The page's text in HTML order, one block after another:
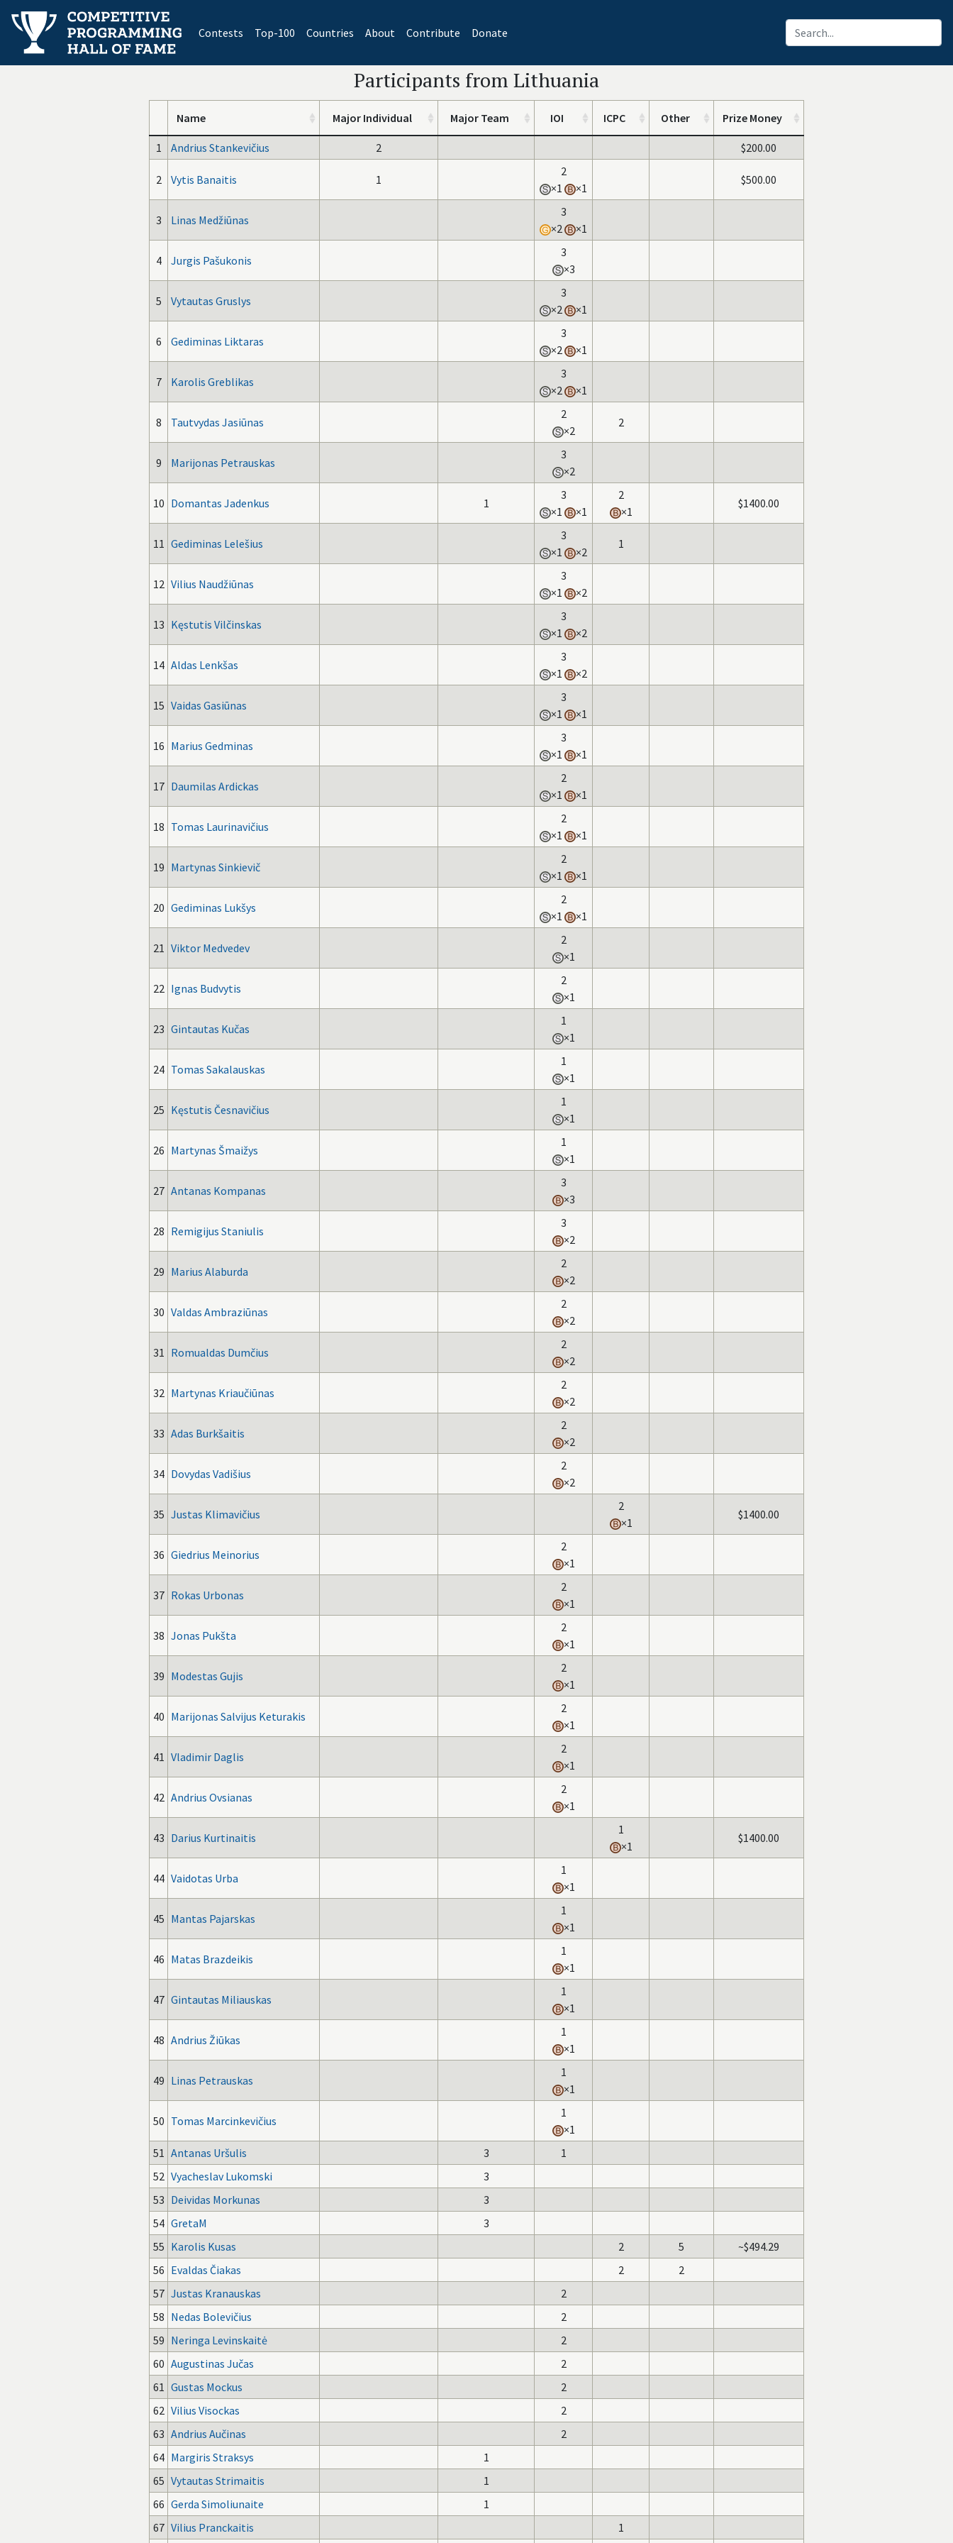
Contests(current)
Top-100 Countries About Contribute Donate
Participants from Lithuania
Name Major Individual Major Team IOI ICPC Other Prize Money
1 Andrius Stankevičius 2 $200.00
2 Vytis Banaitis 1
2
×1
×1
$500.00
3 Linas Medžiūnas
3
×2
×1
4 Jurgis Pašukonis
3
×3
5 Vytautas Gruslys
3
×2
×1
6 Gediminas Liktaras
3
×2
×1
7 Karolis Greblikas
3
×2
×1
8 Tautvydas Jasiūnas
2
×2
2
9 Marijonas Petrauskas
3
×2
10 Domantas Jadenkus 1
3
×1
×1
2
×1
$1400.00
11 Gediminas Lelešius
3
×1
×2
1
12 Vilius Naudžiūnas
3
×1
×2
13 Kęstutis Vilčinskas
3
×1
×2
14 Aldas Lenkšas
3
×1
×2
15 Vaidas Gasiūnas
3
×1
×1
16 Marius Gedminas
3
×1
×1
17 Daumilas Ardickas
2
×1
×1
18 Tomas Laurinavičius
2
×1
×1
19 Martynas Sinkievič
2
×1
×1
20 Gediminas Lukšys
2
×1
×1
21 Viktor Medvedev
2
×1
22 Ignas Budvytis
2
×1
23 Gintautas Kučas
1
×1
24 Tomas Sakalauskas
1
×1
25 Kęstutis Česnavičius
1
×1
26 Martynas Šmaižys
1
×1
27 Antanas Kompanas
3
×3
28 Remigijus Staniulis
3
×2
29 Marius Alaburda
2
×2
30 Valdas Ambraziūnas
2
×2
31 Romualdas Dumčius
2
×2
32 Martynas Kriaučiūnas
2
×2
33 Adas Burkšaitis
2
×2
34 Dovydas Vadišius
2
×2
35 Justas Klimavičius
2
×1
$1400.00
36 Giedrius Meinorius
2
×1
37 Rokas Urbonas
2
×1
38 Jonas Pukšta
2
×1
39 Modestas Gujis
2
×1
40 Marijonas Salvijus Keturakis
2
×1
41 Vladimir Daglis
2
×1
42 Andrius Ovsianas
2
×1
43 Darius Kurtinaitis
1
×1
$1400.00
44 Vaidotas Urba
1
×1
45 Mantas Pajarskas
1
×1
46 Matas Brazdeikis
1
×1
47 Gintautas Miliauskas
1
×1
48 Andrius Žiūkas
1
×1
49 Linas Petrauskas
1
×1
50 Tomas Marcinkevičius
1
×1
51 Antanas Uršulis 3
1
52 Vyacheslav Lukomski
3
53 Deividas Morkunas
3
54 GretaM
3
55 Karolis Kusas 2 5
~$494.29
56 Evaldas Čiakas 2
2
57 Justas Kranauskas
2
58 Nedas Bolevičius
2
59 Neringa Levinskaitė
2
60 Augustinas Jučas
2
61 Gustas Mockus
2
62 Vilius Visockas
2
63 Andrius Aučinas
2
64 Margiris Straksys
1
65 Vytautas Strimaitis
1
66 Gerda Simoliunaite
1
67 Vilius Pranckaitis 1